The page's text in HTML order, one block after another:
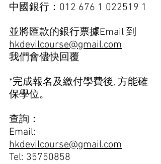
中國銀行：012 676 1 022519 1
並將匯款的銀行票據Email 到
hkdevilcourse@gmail.com
我們會儘快回覆
*完成報名及繳付學費後, 方能確
保學位。
查詢：
Email:
hkdevilcourse@gmail.com
Tel: 35750858